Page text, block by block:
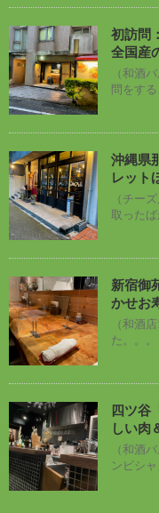
初訪問
全国産
（和酒
問をす
沖縄県
レット
（チー
取った
新宿御
かせお
（和酒
た。。
四ツ谷
しい肉
（和酒
ンピシ